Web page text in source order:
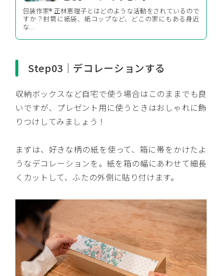
包装作家®️ 正林恵理子とはどのような活動をされているので
すか？封筒に紙袋、紙コップなど、どこの家にもある身近
な...
Step03｜デコレーションする
収納ボックスなど自宅で使う場合はこのままでも良
いですが、プレゼント用に使うときはおしゃれに飾
りつけしてみましょう！
まずは、好きな柄の紙を使って、箱に帯をかけたよ
うなデコレーションを。紙を箱の幅にあわせて細長
くカットして、ふたの外側に貼り付けます。